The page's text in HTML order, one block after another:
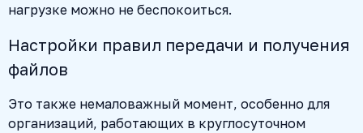
нагрузке можно не беспокоиться.
Настройки правил передачи и получения
файлов
Это также немаловажный момент, особенно для
организаций, работающих в круглосуточном